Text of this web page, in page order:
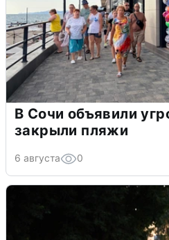
В Сочи объявили
закрыли пляжи
6 августа 0